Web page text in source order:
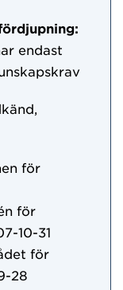
endast
för
för
10-31
för
28